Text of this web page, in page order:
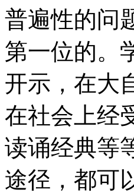
普遍性的问
第一位的。
开示，在大
在社会上经
读诵经典等
途径，都可